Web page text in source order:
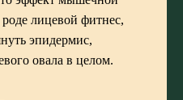
лицевой фитнес,
эпидермис,
овала в целом.